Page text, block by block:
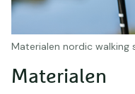
Materialen nordic walking
Materialen